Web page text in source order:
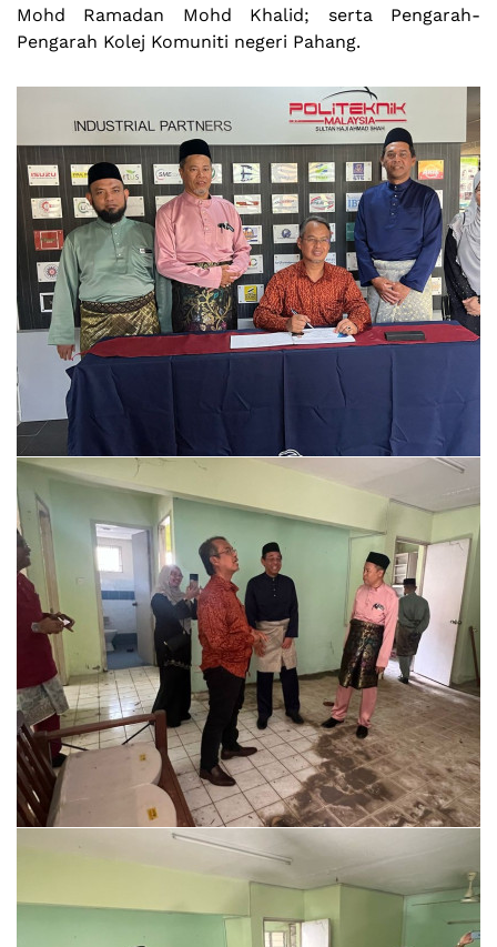
Mohd Ramadan Mohd Khalid; serta Pengarah-
Pengarah Kolej Komuniti negeri Pahang.